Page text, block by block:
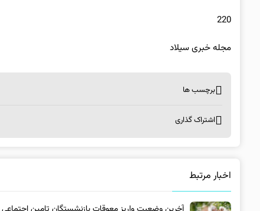
220
مجله خبری سیلاد
برچسب ها
اشتراک گذاری
اخبار مرتبط